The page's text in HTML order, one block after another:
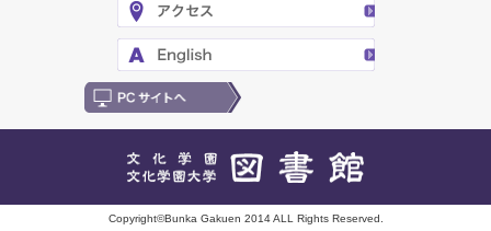
Copyright©Bunka Gakuen 2014 ALL Rights Reserved.